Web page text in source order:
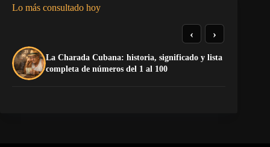
Lo más consultado hoy
La Charada Cubana: historia, significado y lista
completa de números del 1 al 100
‹ ›